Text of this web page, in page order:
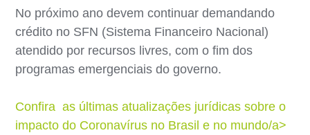
No próximo ano devem continuar demandando
crédito no SFN (Sistema Financeiro Nacional)
atendido por recursos livres, com o fim dos
programas emergenciais do governo.
Confira as últimas atualizações jurídicas sobre o
impacto do Coronavírus no Brasil e no mundo/a>